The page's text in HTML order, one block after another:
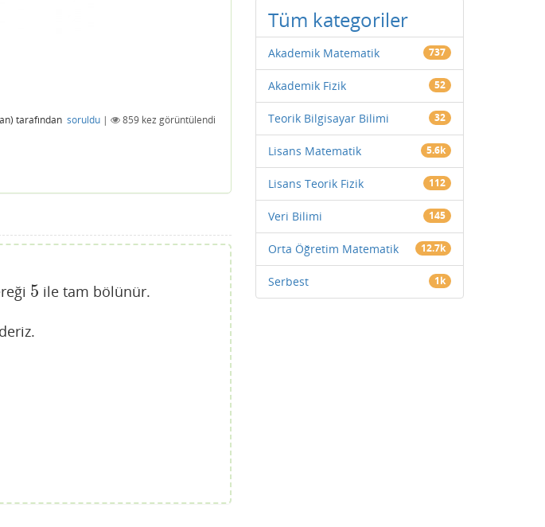
tarafından soruldu | 859 kez görüntülendi
5
5 ile tam bölünür.
Tüm kategoriler
Akademik Matematik 737
Akademik Fizik 52
Teorik Bilgisayar Bilimi 32
Lisans Matematik 5.6k
Lisans Teorik Fizik 112
Veri Bilimi 145
Orta Öğretim Matematik 12.7k
Serbest 1k